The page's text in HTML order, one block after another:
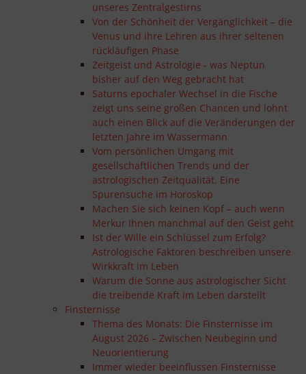
unseres Zentralgestirns
Von der Schönheit der Vergänglichkeit – die
Venus und ihre Lehren aus ihrer seltenen
rückläufigen Phase
Zeitgeist und Astrologie - was Neptun
bisher auf den Weg gebracht hat
Saturns epochaler Wechsel in die Fische
zeigt uns seine großen Chancen und lohnt
auch einen Blick auf die Veränderungen der
letzten Jahre im Wassermann
Vom persönlichen Umgang mit
gesellschaftlichen Trends und der
astrologischen Zeitqualität. Eine
Spurensuche im Horoskop
Machen Sie sich keinen Kopf – auch wenn
Merkur Ihnen manchmal auf den Geist geht
Ist der Wille ein Schlüssel zum Erfolg?
Astrologische Faktoren beschreiben unsere
Wirkkraft im Leben
Warum die Sonne aus astrologischer Sicht
die treibende Kraft im Leben darstellt
Finsternisse
Thema des Monats: Die Finsternisse im
August 2026 – Zwischen Neubeginn und
Neuorientierung
Immer wieder beeinflussen Finsternisse